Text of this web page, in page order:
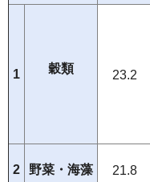
1 穀類 23.2
2 野菜・海藻 21.8